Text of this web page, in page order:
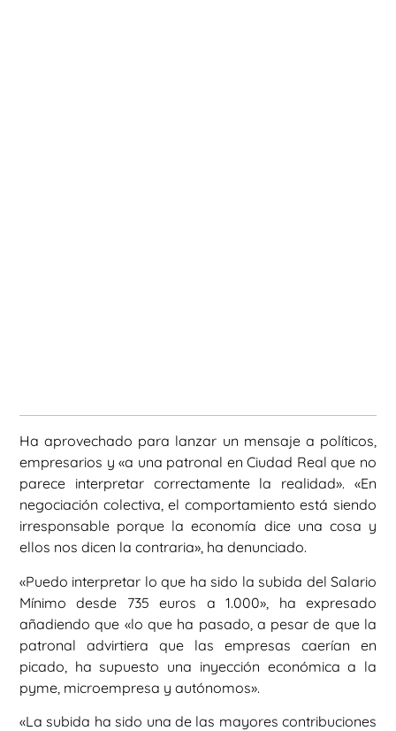
Ha aprovechado para lanzar un mensaje a políticos,
empresarios y «a una patronal en Ciudad Real que no
parece interpretar correctamente la realidad». «En
negociación colectiva, el comportamiento está siendo
irresponsable porque la economía dice una cosa y
ellos nos dicen la contraria», ha denunciado.
«Puedo interpretar lo que ha sido la subida del Salario
Mínimo desde 735 euros a 1.000», ha expresado
añadiendo que «lo que ha pasado, a pesar de que la
patronal advirtiera que las empresas caerían en
picado, ha supuesto una inyección económica a la
pyme, microempresa y autónomos».
«La subida ha sido una de las mayores contribuciones